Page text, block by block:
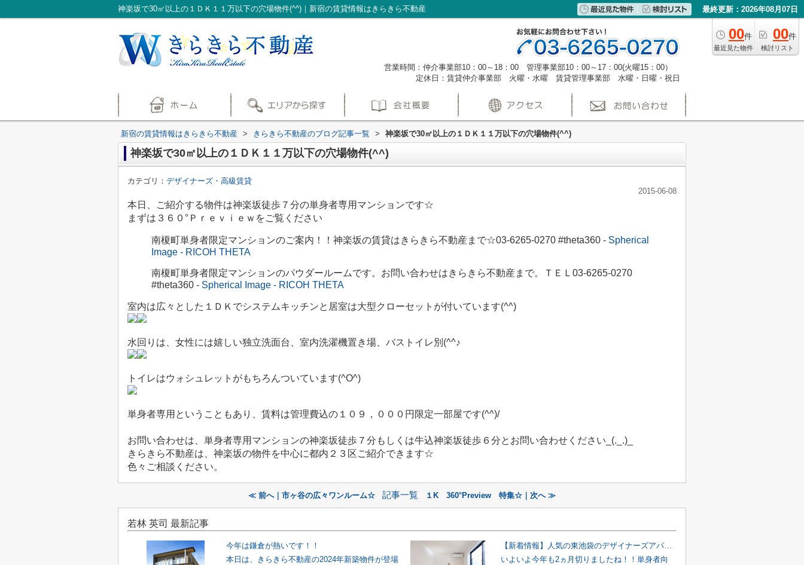
神楽坂で30㎡以上の１ＤＫ１１万以下の穴場物件(^^)｜新宿の賃貸情報はきらきら不動産 最終更新：2026年08月07日
00件
最近見た物件
00件
検討リスト
営業時間：仲介事業部10：00～18：00 管理事業部10：00～17：00(火曜15：00）
定休日：賃貸仲介事業部 火曜・水曜 賃貸管理事業部 水曜・日曜・祝日
新宿の賃貸情報はきらきら不動産 > きらきら不動産のブログ記事一覧 > 神楽坂で30㎡以上の１ＤＫ１１万以下の穴場物件(^^)
神楽坂で30㎡以上の１ＤＫ１１万以下の穴場物件(^^)
カテゴリ： デザイナーズ・高級賃貸
2015-06-08
本日、ご紹介する物件は神楽坂徒歩７分の単身者専用マンションです☆
まずは３６０°Ｐｒｅｖｉｅｗをご覧ください
南榎町単身者限定マンションのご案内！！神楽坂の賃貸はきらきら不動産まで☆03-6265-0270 #theta360 - Spherical
Image - RICOH THETA
南榎町単身者限定マンションのパウダールームです。お問い合わせはきらきら不動産まで。ＴＥＬ03-6265-0270
#theta360 - Spherical Image - RICOH THETA
室内は広々とした１ＤＫでシステムキッチンと居室は大型クローセットが付いています(^^)
水回りは、女性には嬉しい独立洗面台、室内洗濯機置き場、バストイレ別 (^^♪
トイレはウォシュレットがもちろんついています(^O^)
単身者専用ということもあり、賃料は管理費込の１０９，０００円限定一部屋です(^^)/
お問い合わせは、単身者専用マンションの神楽坂徒歩７分もしくは牛込神楽坂徒歩６分とお問い合わせください _(._.)_
きらきら不動産は、神楽坂の物件を中心に都内２３区ご紹介できます☆
色々ご相談ください。
≪ 前へ｜市ヶ谷の広々ワンルーム☆ 記事一覧 １K 360°Preview 特集☆｜次へ ≫
若林 英司 最新記事
今年は鎌倉が熱いです！！
本日は、きらきら不動産の2024年新築物件が登場
【新着情報】人気の東池袋のデザイナーズアパート♪
いよいよ今年も2ヵ月切りましたね！！単身者向